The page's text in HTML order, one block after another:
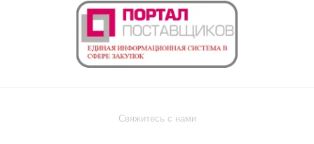
Свяжитесь с нами